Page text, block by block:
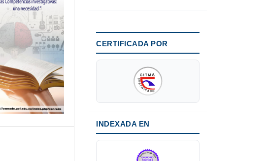
CERTIFICADA POR
INDEXADA EN